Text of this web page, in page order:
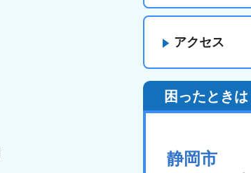
アクセス
困ったときは
静岡市